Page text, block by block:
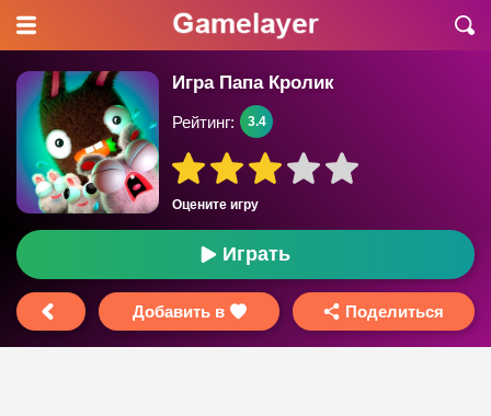
Игра Папа Кролик
Оцените игру
Рейтинг: 3.4
Играть
Добавить в Поделиться